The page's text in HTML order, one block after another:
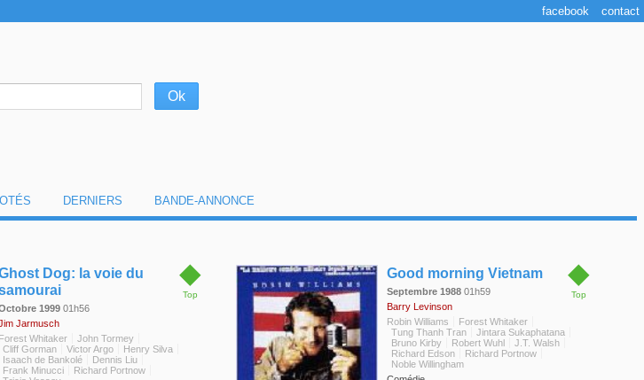
DERNIERS BANDE-ANNONCE
◆
Top
Dog: la voie du
199901h56
Jarmusch
Forest Whitaker
John Tormey
Cliff Gorman
Victor Argo
Henry Silva
Isaach de Bankolé
Dennis Liu
Frank Minucci
Richard Portnow
◆
Top
Good morning Vietnam
Septembre 198801h59
Barry Levinson
Robin Williams
Forest Whitaker
Tung Thanh Tran
Jintara Sukaphatana
Bruno Kirby
Robert Wuhl
J.T. Walsh
Richard Edson
Richard Portnow
Noble Willingham
facebook contact